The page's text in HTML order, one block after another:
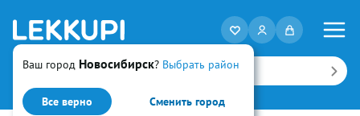
Ваш город Новосибирск? Выбрать район
Все верно Сменить город
Искать